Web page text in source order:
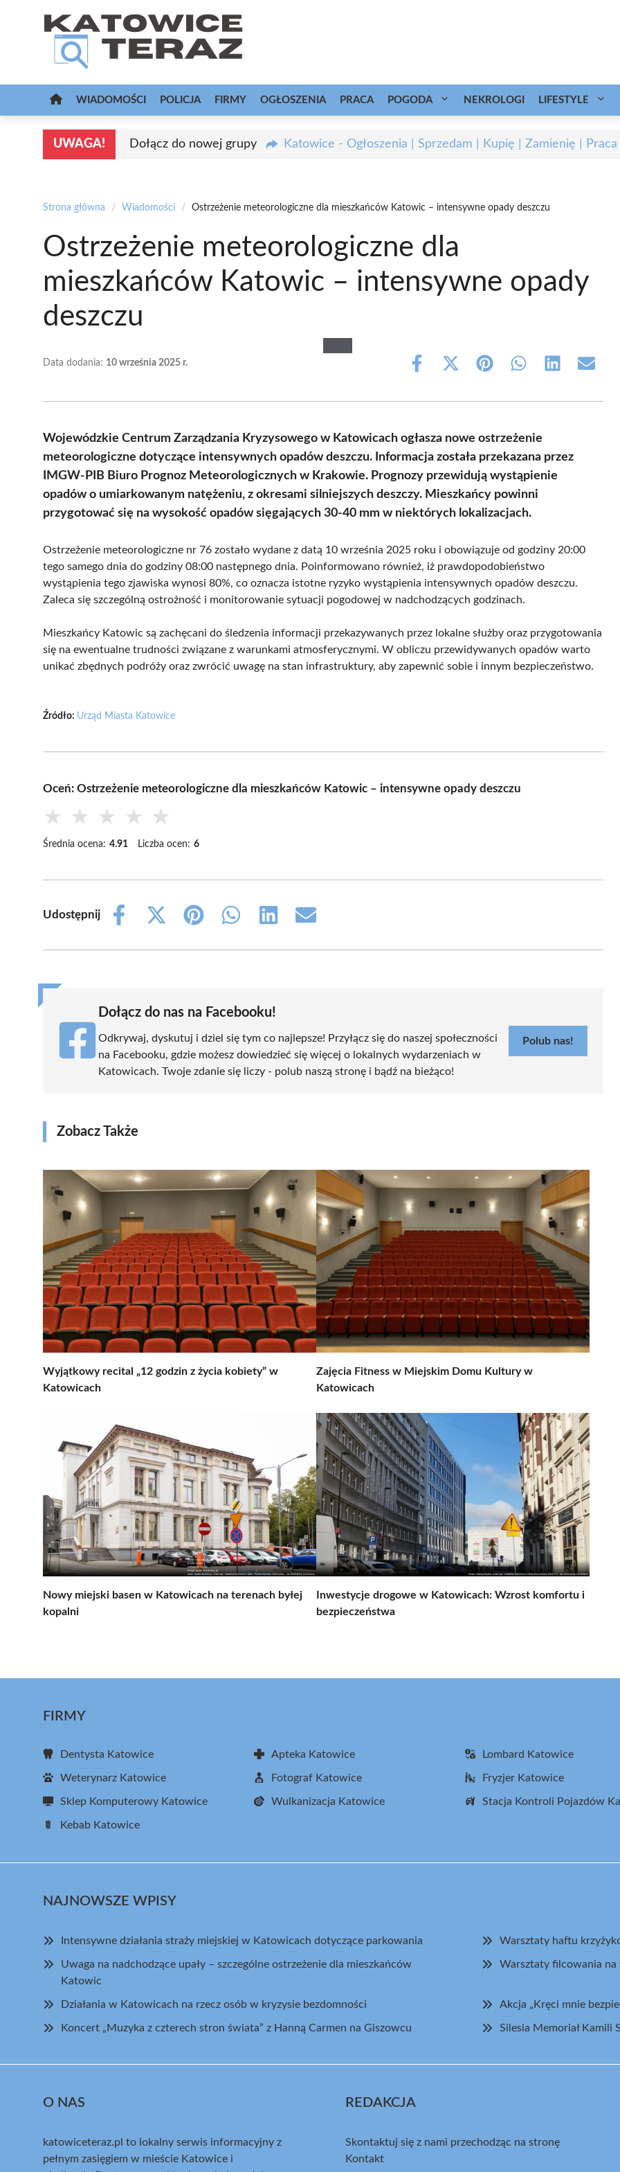
WIADOMOŚCI POLICJA FIRMY OGŁOSZENIA PRACA POGODA NEKROLOGI LIFESTYLE
UWAGA! Dołącz do nowej grupy Katowice - Ogłoszenia | Sprzedam | Kupię | Zamienię | Praca
Strona główna / Wiadomości / Ostrzeżenie meteorologiczne dla mieszkańców Katowic – intensywne opady deszczu
Ostrzeżenie meteorologiczne dla
mieszkańców Katowic – intensywne opady
deszczu
Data dodania: 10 września 2025 r.
Share
Share
(Twitter)
Share Share Share Share
Wojewódzkie Centrum Zarządzania Kryzysowego w Katowicach ogłasza nowe ostrzeżenie
meteorologiczne dotyczące intensywnych opadów deszczu. Informacja została przekazana przez
IMGW-PIB Biuro Prognoz Meteorologicznych w Krakowie. Prognozy przewidują wystąpienie
opadów o umiarkowanym natężeniu, z okresami silniejszych deszczy. Mieszkańcy powinni
przygotować się na wysokość opadów sięgających 30-40 mm w niektórych lokalizacjach.
Ostrzeżenie meteorologiczne nr 76 zostało wydane z datą 10 września 2025 roku i obowiązuje od godziny 20:00
tego samego dnia do godziny 08:00 następnego dnia. Poinformowano również, iż prawdopodobieństwo
wystąpienia tego zjawiska wynosi 80%, co oznacza istotne ryzyko wystąpienia intensywnych opadów deszczu.
Zaleca się szczególną ostrożność i monitorowanie sytuacji pogodowej w nadchodzących godzinach.
Mieszkańcy Katowic są zachęcani do śledzenia informacji przekazywanych przez lokalne służby oraz przygotowania
się na ewentualne trudności związane z warunkami atmosferycznymi. W obliczu przewidywanych opadów warto
unikać zbędnych podróży oraz zwrócić uwagę na stan infrastruktury, aby zapewnić sobie i innym bezpieczeństwo.
Źródło: Urząd Miasta Katowice
Oceń: Ostrzeżenie meteorologiczne dla mieszkańców Katowic – intensywne opady deszczu
★ ★ ★ ★ ★
Średnia ocena: 4.91 Liczba ocen: 6
Udostępnij
Share
Share
(Twitter)
Share
Share
Share
Share
Dołącz do nas na Facebooku!
Odkrywaj, dyskutuj i dziel się tym co najlepsze! Przyłącz się do naszej społeczności
na Facebooku, gdzie możesz dowiedzieć się więcej o lokalnych wydarzeniach w
Katowicach. Twoje zdanie się liczy - polub naszą stronę i bądź na bieżąco!
Polub nas!
Zobacz Także
Wyjątkowy recital „12 godzin z życia kobiety” w
Katowicach
Zajęcia Fitness w Miejskim Domu Kultury w
Katowicach
Nowy miejski basen w Katowicach na terenach byłej
kopalni
Inwestycje drogowe w Katowicach: Wzrost komfortu i
bezpieczeństwa
FIRMY
Dentysta Katowice Apteka Katowice Lombard Katowice
Weterynarz Katowice Fotograf Katowice Fryzjer Katowice
Sklep Komputerowy Katowice Wulkanizacja Katowice Stacja Kontroli Pojazdów
Kebab Katowice
NAJNOWSZE WPISY
Intensywne działania straży miejskiej w Katowicach dotyczące parkowania Warsztaty haftu
Uwaga na nadchodzące upały – szczególne ostrzeżenie dla mieszkańców
Katowic
Warsztaty filcowania
Działania w Katowicach na rzecz osób w kryzysie bezdomności Akcja „Kręci mnie
Koncert „Muzyka z czterech stron świata” z Hanną Carmen na Giszowcu Silesia Memoriał
O NAS
katowiceteraz.pl to lokalny serwis informacyjny z
pełnym zasięgiem w mieście Katowice i
REDAKCJA
Skontaktuj się z nami przechodząc na stronę
Kontakt